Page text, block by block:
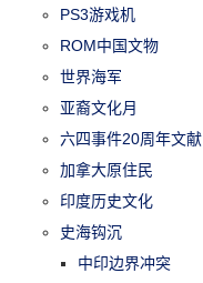
PS3游戏机
ROM中国文物
世界海军
亚裔文化月
六四事件20周年文献
加拿大原住民
印度历史文化
史海钩沉
中印边界冲突